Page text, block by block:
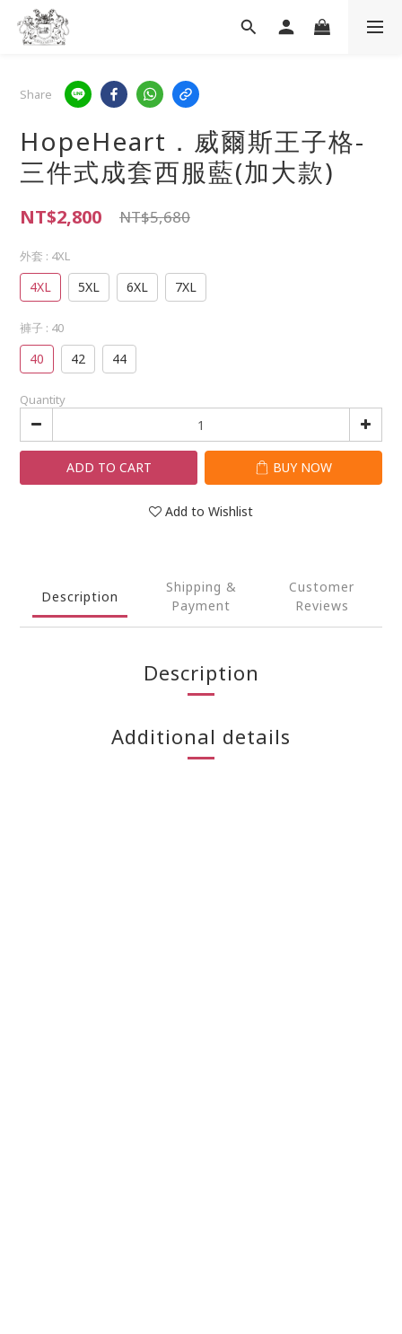
Share
HopeHeart．威爾斯王子格-
三件式成套西服藍(加大款)
NT$2,800 NT$5,680
外套 : 4XL
4XL 5XL 6XL 7XL
褲子 : 40
40 42 44
Quantity
ADD TO CART BUY NOW
Add to Wishlist
Description
Shipping &
Payment
Customer
Reviews
Description
Additional details